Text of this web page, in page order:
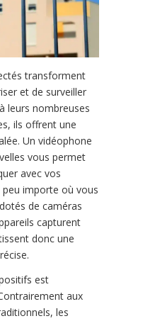
transforment
et de surveiller
leurs nombreuses
ils offrent une
Un vidéophone
vous permet
avec vos
importe où vous
de caméras
capturent
donc une
est
aux
les